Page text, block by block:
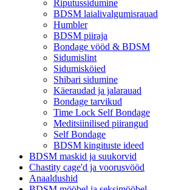
Riputussidumine
BDSM laialivalgumisrauad
Humbler
BDSM piiraja
Bondage vööd & BDSM
Sidumislint
Sidumisköied
Shibari sidumine
Käeraudad ja jalarauad
Bondage tarvikud
Time Lock Self Bondage
Meditsiinilised piirangud
Self Bondage
BDSM kingituste ideed
BDSM maskid ja suukorvid
Chastity cage'd ja voorusvööd
Anaaldushid